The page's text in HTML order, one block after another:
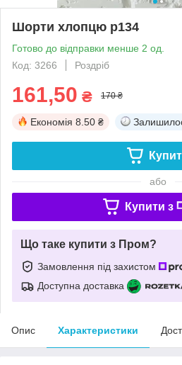
Шорти хлопцю р134
Готово до відправки менше 2 од.
Код: 3266
Роздріб
161,50 ₴ 170 ₴
Економія 8.50 ₴
або
Купити з
Що таке купити з Пром?
Замовлення під захистом
Доступна доставка
Опис Характеристики